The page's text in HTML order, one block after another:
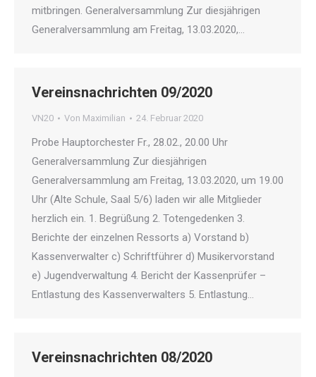
mitbringen. Generalversammlung Zur diesjährigen
Generalversammlung am Freitag, 13.03.2020,…
Vereinsnachrichten 09/2020
VN20 Von Maximilian 24. Februar 2020
Probe Hauptorchester Fr., 28.02., 20.00 Uhr
Generalversammlung Zur diesjährigen
Generalversammlung am Freitag, 13.03.2020, um 19.00
Uhr (Alte Schule, Saal 5/6) laden wir alle Mitglieder
herzlich ein. 1. Begrüßung 2. Totengedenken 3.
Berichte der einzelnen Ressorts a) Vorstand b)
Kassenverwalter c) Schriftführer d) Musikervorstand
e) Jugendverwaltung 4. Bericht der Kassenprüfer –
Entlastung des Kassenverwalters 5. Entlastung…
Vereinsnachrichten 08/2020